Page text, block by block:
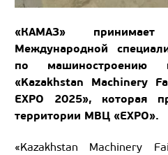
«КАМАЗ»
Международной
по машиностроению
«Kazakhstan Machinery
EXPO 2025», которая
территории МВЦ «EXPO».
«Kazakhstan Machinery